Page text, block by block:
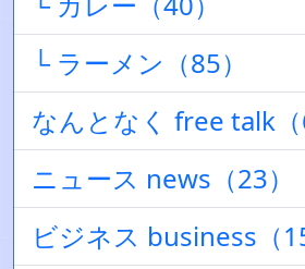
└ ラーメン（85）
なんとなく free talk（
ニュース news（23）
ビジネス business（15